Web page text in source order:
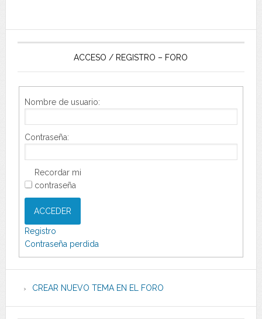
ACCESO / REGISTRO – FORO
Nombre de usuario:
Contraseña:
Recordar mi
contraseña
ACCEDER
Registro
Contraseña perdida
CREAR NUEVO TEMA EN EL FORO